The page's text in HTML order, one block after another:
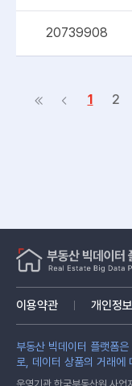
20739908
1 2
이용약관 개인정
부동산 빅데이터 플랫폼
로, 데이터 상품의 거래에